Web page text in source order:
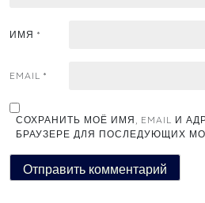
ИМЯ *
EMAIL *
СОХРАНИТЬ МОЁ ИМЯ, EMAIL И
БРАУЗЕРЕ ДЛЯ ПОСЛЕДУЮЩИХ